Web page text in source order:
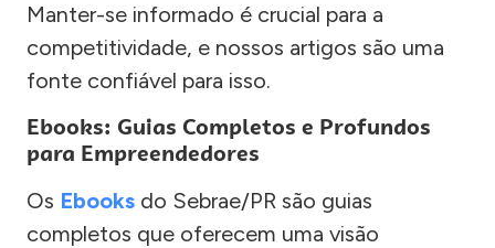
Manter-se informado é crucial para a
competitividade, e nossos artigos são uma
fonte confiável para isso.
Ebooks: Guias Completos e Profundos
para Empreendedores
Os Ebooks do Sebrae/PR são guias
completos que oferecem uma visão